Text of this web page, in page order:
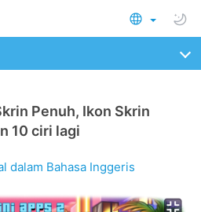
Penuh, Ikon Skrin
10 ciri lagi
dalam Bahasa Inggeris